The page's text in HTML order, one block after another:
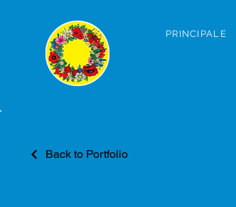
PRINCIPALE
Back to Portfolio